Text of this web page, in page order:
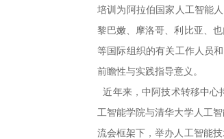
培训为阿拉伯国家人工智能
黎巴嫩、摩洛哥、利比亚、
等国际组织的有关工作人员
前瞻性与实践指导意义。
近年来，中阿技术转移中心
工智能学院与清华大学人工
流会框架下，举办人工智能